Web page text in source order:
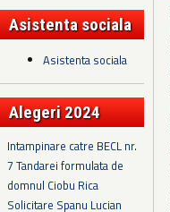
Asistenta sociala
Asistenta sociala
Alegeri 2024
Intampinare catre BECL nr.
7 Tandarei formulata de
domnul Ciobu Rica
Solicitare Spanu Lucian